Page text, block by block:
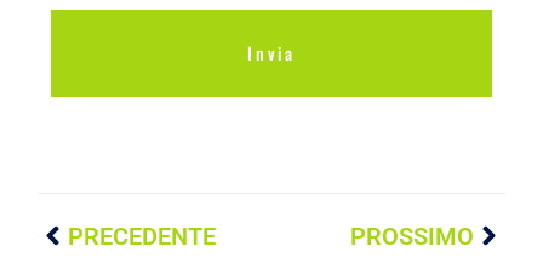
Invia
PRECEDENTE PROSSIMO